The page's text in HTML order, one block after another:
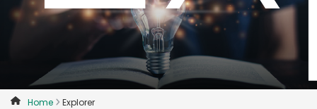
Canada, English
Canada, Français
Colombia
Mexico
Nederlands
Portugal
Home Explorer